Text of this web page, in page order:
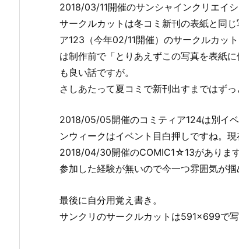
2018/03/11開催のサンシャインクリエイ
サークルカットは冬コミ新刊の表紙と同
ア123（今年02/11開催）のサークルカッ
は制作前で「とりあえずこの写真を表紙
も良い話ですが。
さしあたって夏コミで新刊出すまではず
2018/05/05開催のコミティア124は別イ
ンウィークはイベント目白押しですね。
2018/04/30開催のCOMIC1☆13がありま
参加した経験が無いので今一つ雰囲気が掴
最後に自分用覚え書き。
サンクリのサークルカットは591×699で